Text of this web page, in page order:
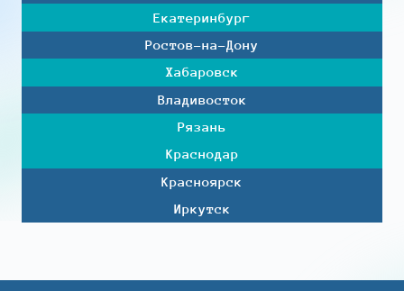
Екатеринбург
Ростов-на-Дону
Хабаровск
Владивосток
Рязань
Краснодар
Красноярск
Иркутск